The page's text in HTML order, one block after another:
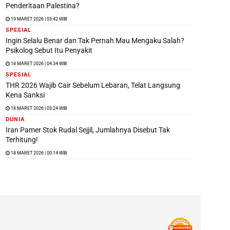
Penderitaan Palestina?
19 MARET 2026 | 03:42 WIB
SPESIAL
Ingin Selalu Benar dan Tak Pernah Mau Mengaku Salah?
Psikolog Sebut Itu Penyakit
18 MARET 2026 | 04:34 WIB
SPESIAL
THR 2026 Wajib Cair Sebelum Lebaran, Telat Langsung
Kena Sanksi
18 MARET 2026 | 03:24 WIB
DUNIA
Iran Pamer Stok Rudal Sejjil, Jumlahnya Disebut Tak
Terhitung!
18 MARET 2026 | 00:14 WIB